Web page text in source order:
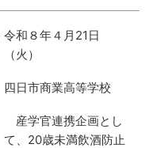
令和８年４月21日
（火）
四日市商業高等学校
産学官連携企画とし
て、20歳未満飲酒防止